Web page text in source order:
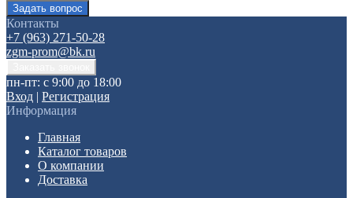
Контакты
+7 (963) 271-50-28
zgm-prom@bk.ru
пн-пт: с 9:00 до 18:00
Вход | Регистрация
Информация
Главная
Каталог товаров
О компании
Доставка